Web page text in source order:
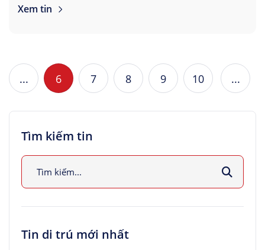
Xem tin
... 6 7 8 9 10 ...
Tìm kiếm tin
Tin di trú mới nhất